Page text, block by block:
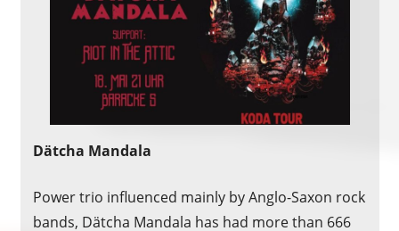
Dätcha Mandala
Power trio influenced mainly by Anglo-Saxon rock
bands, Dätcha Mandala has had more than 666